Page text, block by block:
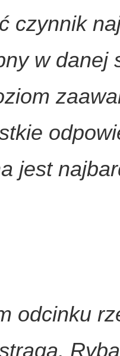
czynnik
w danej
jest
odcinku